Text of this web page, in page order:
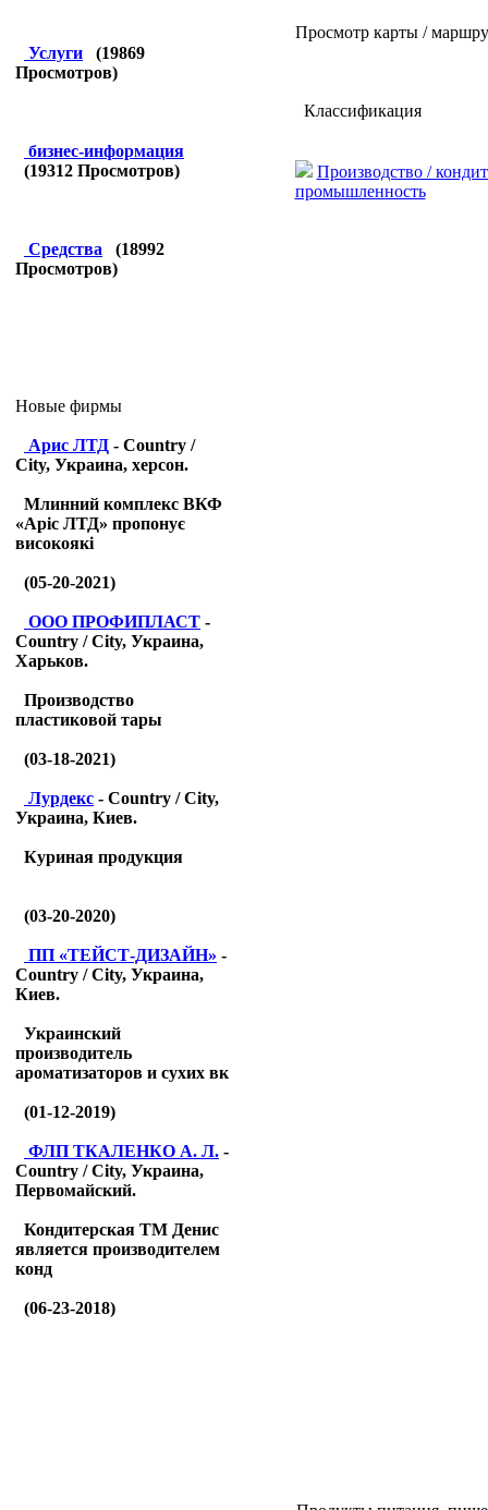
Услуги (19869
Просмотров)
бизнес-информация
(19312 Просмотров)
Средства (18992
Просмотров)
Новые фирмы
Арис ЛТД - Country /
City, Украина, херсон.
Млинний комплекс ВКФ
«Аріс ЛТД» пропонує
високоякі
(05-20-2021)
ООО ПРОФИПЛАСТ -
Country / City, Украина,
Харьков.
Производство
пластиковой тары
(03-18-2021)
Лурдекс - Country / City,
Украина, Киев.
Куриная продукция
(03-20-2020)
ПП «ТЕЙСТ-ДИЗАЙН» -
Country / City, Украина,
Киев.
Украинский
производитель
ароматизаторов и сухих вк
(01-12-2019)
ФЛП ТКАЛЕНКО А. Л. -
Country / City, Украина,
Первомайский.
Кондитерская ТМ Денис
является производителем
конд
(06-23-2018)
Просмотр карты /
Классификация
Производство /
промышленность